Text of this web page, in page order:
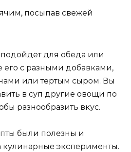
посыпав свежей
для обеда или
его с разными добавками,
или тертым сыром. Вы
в суп другие овощи по
разнообразить вкус.
были полезны и
кулинарные эксперименты.